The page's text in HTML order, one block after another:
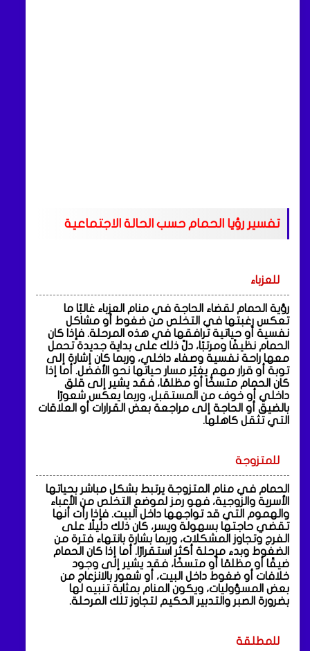
تفسير رؤيا الحمام حسب الحالة الاجتماعية
للعزباء
رؤية الحمام لقضاء الحاجة في منام العزباء غالبًا ما
تعكس رغبتها في التخلص من ضغوط أو مشاكل
نفسية أو حياتية ترافقها في هذه المرحلة. فإذا كان
الحمام نظيفًا ومرتبًا، دلّ ذلك على بداية جديدة تحمل
معها راحة نفسية وصفاء داخلي، وربما كان إشارة إلى
توبة أو قرار مهم يغيّر مسار حياتها نحو الأفضل. أما إذا
كان الحمام متسخًا أو مظلمًا، فقد يشير إلى قلق
داخلي أو خوف من المستقبل، وربما يعكس شعورًا
بالضيق أو الحاجة إلى مراجعة بعض القرارات أو العلاقات
التي تثقل كاهلها.
للمتزوجة
الحمام في منام المتزوجة يرتبط بشكل مباشر بحياتها
الأسرية والزوجية، فهو رمز لموضع التخلص من الأعباء
والهموم التي قد تواجهها داخل البيت. فإذا رأت أنها
تقضي حاجتها بسهولة ويسر، كان ذلك دليلًا على
الفرج وتجاوز المشكلات، وربما بشارة بانتهاء فترة من
الضغوط وبدء مرحلة أكثر استقرارًا. أما إذا كان الحمام
ضيقًا أو مظلمًا أو متسخًا، فقد يشير إلى وجود
خلافات أو ضغوط داخل البيت، أو شعور بالانزعاج من
بعض المسؤوليات، ويكون المنام بمثابة تنبيه لها
بضرورة الصبر والتدبير الحكيم لتجاوز تلك المرحلة.
للمطلقة